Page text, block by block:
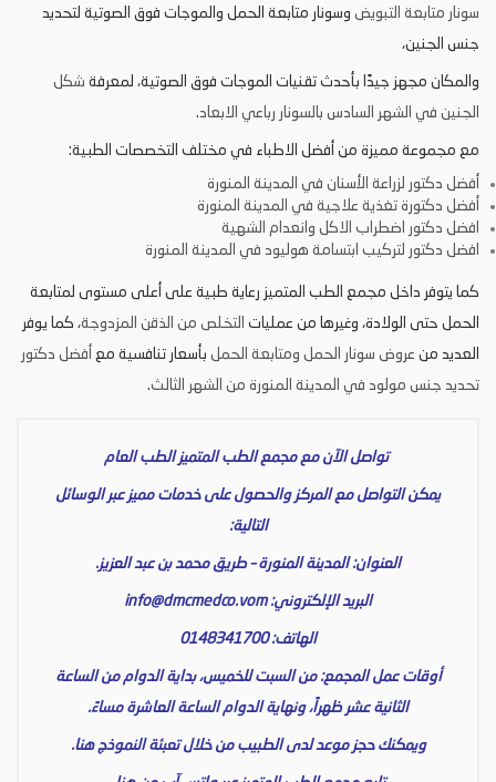
سونار متابعة التبويض وسونار متابعة الحمل والموجات فوق الصوتية لتحديد
جنس الجنين،
والمكان مجهز جيدًا بأحدث تقنيات الموجات فوق الصوتية، لمعرفة شكل
الجنين في الشهر السادس بالسونار رباعي الابعاد.
مع مجموعة مميزة من أفضل الاطباء في مختلف التخصصات الطبية:
أفضل دكتور لزراعة الأسنان في المدينة المنورة
أفضل دكتورة تغذية علاجية في المدينة المنورة
افضل دكتور اضطراب الاكل وانعدام الشهية
افضل دكتور لتركيب ابتسامة هوليود في المدينة المنورة
كما يتوفر داخل مجمع الطب المتميز رعاية طبية على أعلى مستوى لمتابعة
الحمل حتى الولادة، وغيرها من عمليات التخلص من الذقن المزدوجة، كما يوفر
العديد من عروض سونار الحمل ومتابعة الحمل بأسعار تنافسية مع أفضل دكتور
تحديد جنس مولود في المدينة المنورة من الشهر الثالث.
تواصل الآن مع مجمع الطب المتميز الطب العام
يمكن التواصل مع المركز والحصول على خدمات مميز عبر الوسائل
التالية:
العنوان: المدينة المنورة – طريق محمد بن عبد العزيز.
البريد الإلكتروني:info@dmcmedco.vom
الهاتف: 0148341700
أوقات عمل المجمع: من السبت للخميس، بداية الدوام من الساعة
الثانية عشر ظهراً، ونهاية الدوام الساعة العاشرة مساءً.
ويمكنك حجز موعد لدى الطبيب من خلال تعبئة النموذجهنا.